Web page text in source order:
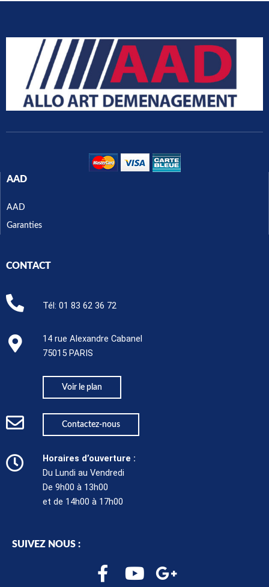
AAD
AAD
Garanties
CONTACT
Tél:01 83 62 36 72
14 rue Alexandre Cabanel
75015 PARIS​
Voir le plan
Contactez-nous
Horaires d’ouverture :
Du Lundi au Vendredi
De 9h00 à 13h00
et de 14h00 à 17h00
SUIVEZ NOUS :
F
Y
G